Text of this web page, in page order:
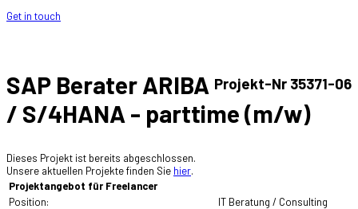
Get in touch
Projekt-Nr 35371-06
SAP Berater ARIBA
/ S/4HANA - parttime (m/w)
Dieses Projekt ist bereits abgeschlossen.
Unsere aktuellen Projekte finden Sie hier.
Projektangebot für Freelancer
Position:
IT Beratung / Consulting